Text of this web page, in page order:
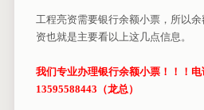
工程亮资需要银行余额小票，所以
资也就是主要看以上这几点信息。
我们专业办理银行余额小票！！！电
13595588443（龙总）